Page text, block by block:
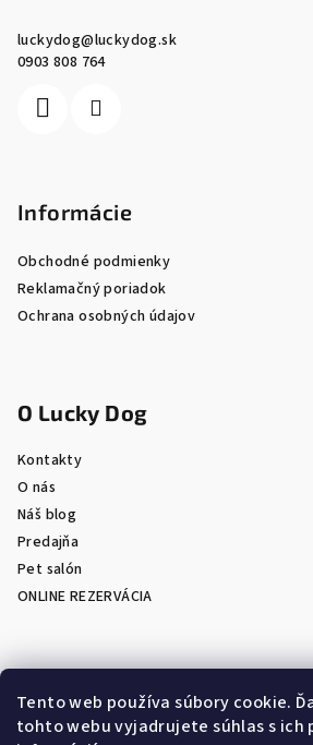
Tento web používa súbory cookie.
tohto webu vyjadrujete súhlas s ich
luckydog@luckydog.sk
0903 808 764
Informácie
Obchodné podmienky
Reklamačný poriadok
Ochrana osobných údajov
O Lucky Dog
Kontakty
O nás
Náš blog
Predajňa
Pet salón
ONLINE REZERVÁCIA
Prijímame online platby